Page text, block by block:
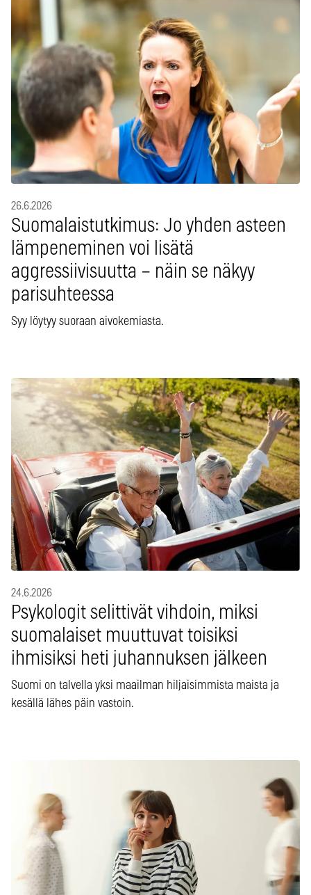
26.6.2026
Suomalaistutkimus: Jo yhden asteen
lämpeneminen voi lisätä
aggressiivisuutta – näin se näkyy
parisuhteessa
Syy löytyy suoraan aivokemiasta.
24.6.2026
Psykologit selittivät vihdoin, miksi
suomalaiset muuttuvat toisiksi
ihmisiksi heti juhannuksen jälkeen
Suomi on talvella yksi maailman hiljaisimmista maista ja
kesällä lähes päin vastoin.